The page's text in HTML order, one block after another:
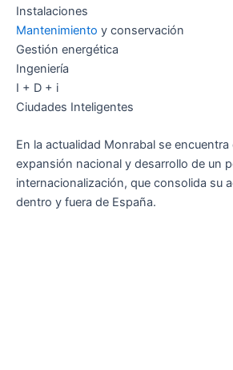
Instalaciones
Mantenimiento y conservación
Gestión energética
Ingeniería
I + D + i
Ciudades Inteligentes
En la actualidad Monrabal se
expansión nacional y desarrollo de un
internacionalización, que consolida su
dentro y fuera de España.